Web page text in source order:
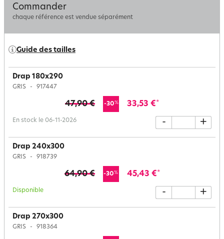
Commander
chaque référence est vendue séparément
Guide des tailles
Drap 180x290
GRIS 917447
47,90 € -30% 33,53 €*
En stock le 06-11-2026 - +
Drap 240x300
GRIS 918739
64,90 € -30% 45,43 €*
Disponible - +
Drap 270x300
GRIS 918364